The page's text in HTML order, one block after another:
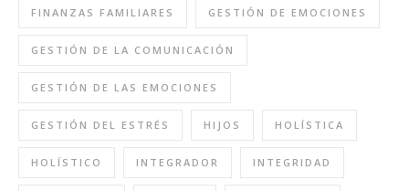
FINANZAS FAMILIARES GESTIÓN DE EMOCIONES
GESTIÓN DE LA COMUNICACIÓN
GESTIÓN DE LAS EMOCIONES
GESTIÓN DEL ESTRÉS HIJOS HOLÍSTICA
HOLÍSTICO INTEGRADOR INTEGRIDAD